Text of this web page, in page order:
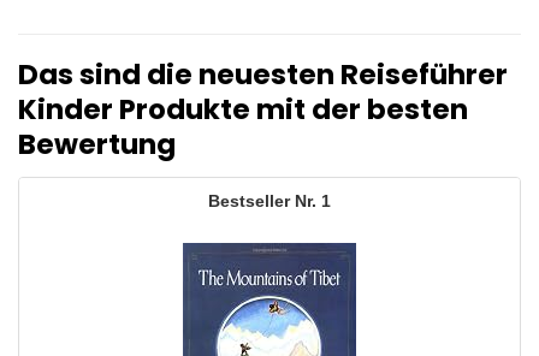
Das sind die neuesten Reiseführer
Kinder Produkte mit der besten
Bewertung
1